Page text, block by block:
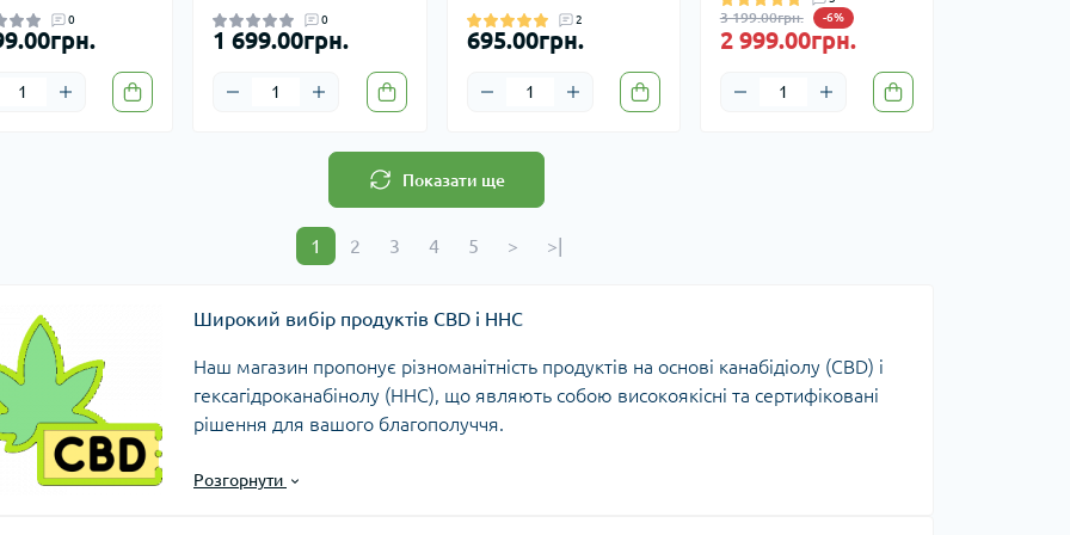
0 0
1 699.00грн.
2
695.00грн.
3 199.00грн. -6%
2 999.00грн.
Показати ще
1 2 3 4 5 > >|
Широкий вибір продуктів CBD і HHC
Наш магазин пропонує різноманітність продуктів на основі канабідіолу (CBD) і
гексагідроканабінолу (HHC), що являють собою високоякісні та сертифіковані
рішення для вашого благополуччя.
Розгорнути